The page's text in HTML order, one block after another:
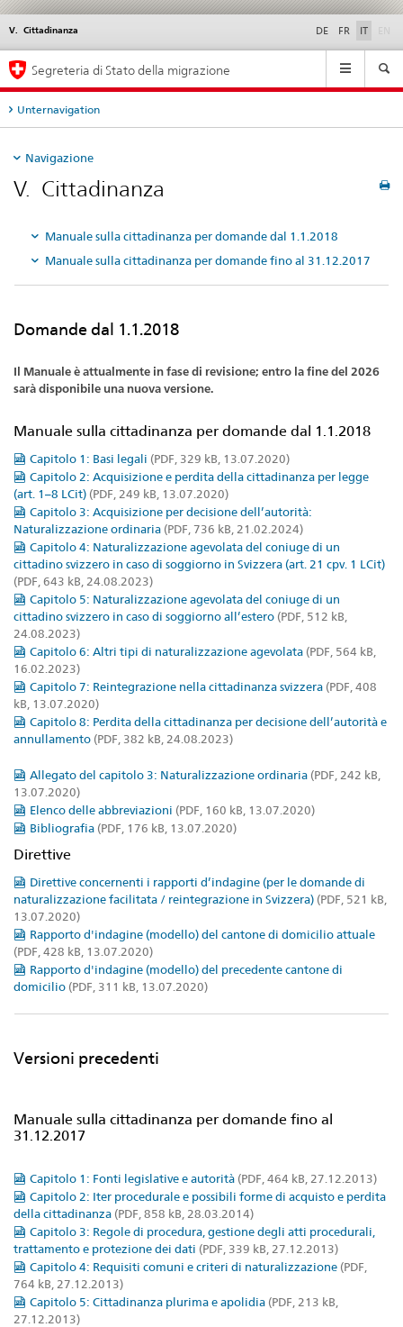
V. Cittadinanza DE FR IT
Service
Navigation
Segreteria di Stato della migrazione
Unternavigation
Navigazione
V. Cittadinanza
Manuale sulla cittadinanza per domande dal 1.1.2018
Manuale sulla cittadinanza per domande fino al 31.12.2017
Domande dal 1.1.2018
Il Manuale è attualmente in fase di revisione; entro la fine del 2026
sarà disponibile una nuova versione.
Manuale sulla cittadinanza per domande dal 1.1.2018
Capitolo 1: Basi legali (PDF, 329 kB, 13.07.2020)
Capitolo 2: Acquisizione e perdita della cittadinanza per legge
(art. 1–8 LCit) (PDF, 249 kB, 13.07.2020)
Capitolo 3: Acquisizione per decisione dell’autorità:
Naturalizzazione ordinaria (PDF, 736 kB, 21.02.2024)
Capitolo 4: Naturalizzazione agevolata del coniuge di un
cittadino svizzero in caso di soggiorno in Svizzera (art. 21 cpv. 1 LCit)
(PDF, 643 kB, 24.08.2023)
Capitolo 5: Naturalizzazione agevolata del coniuge di un
cittadino svizzero in caso di soggiorno all’estero (PDF, 512 kB,
24.08.2023)
Capitolo 6: Altri tipi di naturalizzazione agevolata (PDF, 564 kB,
16.02.2023)
Capitolo 7: Reintegrazione nella cittadinanza svizzera (PDF, 408
kB, 13.07.2020)
Capitolo 8: Perdita della cittadinanza per decisione dell’autorità e
annullamento (PDF, 382 kB, 24.08.2023)
Allegato del capitolo 3: Naturalizzazione ordinaria (PDF, 242 kB,
13.07.2020)
Elenco delle abbreviazioni (PDF, 160 kB, 13.07.2020)
Bibliografia (PDF, 176 kB, 13.07.2020)
Direttive
Direttive concernenti i rapporti d’indagine (per le domande di
naturalizzazione facilitata / reintegrazione in Svizzera) (PDF, 521 kB,
13.07.2020)
Rapporto d'indagine (modello) del cantone di domicilio attuale
(PDF, 428 kB, 13.07.2020)
Rapporto d'indagine (modello) del precedente cantone di
domicilio (PDF, 311 kB, 13.07.2020)
Versioni precedenti
Manuale sulla cittadinanza per domande fino al
31.12.2017
Capitolo 1: Fonti legislative e autorità (PDF, 464 kB, 27.12.2013)
Capitolo 2: Iter procedurale e possibili forme di acquisto e perdita
della cittadinanza (PDF, 858 kB, 28.03.2014)
Capitolo 3: Regole di procedura, gestione degli atti procedurali,
trattamento e protezione dei dati (PDF, 339 kB, 27.12.2013)
Capitolo 4: Requisiti comuni e criteri di naturalizzazione (PDF,
764 kB, 27.12.2013)
Capitolo 5: Cittadinanza plurima e apolidia (PDF, 213 kB,
27.12.2013)